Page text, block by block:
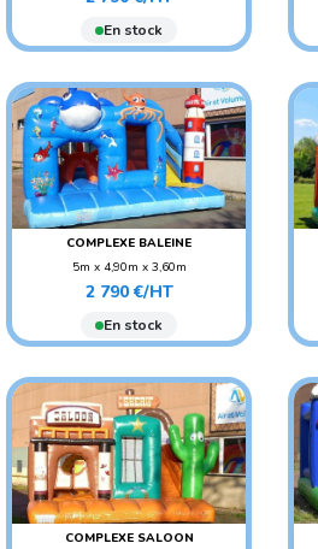
AGE CONSEILLÉ : ENFANT
En stock
COMPLEXE BALEINE
5m x 4,90m x 3,60m
POIDS : 150 KG
AGE CONSEILLÉ : ENFANT
Prix
2 790 €/HT
En stock
COMPLEXE SALOON